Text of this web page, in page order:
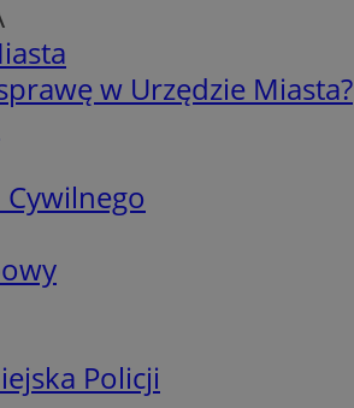
w Urzędzie Miasta?
Policji